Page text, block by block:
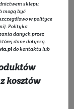
sklepu
mogą być
wpolityce
Polityka
danych przez
dane dotyczą.
do kontaktu lub
kosztów